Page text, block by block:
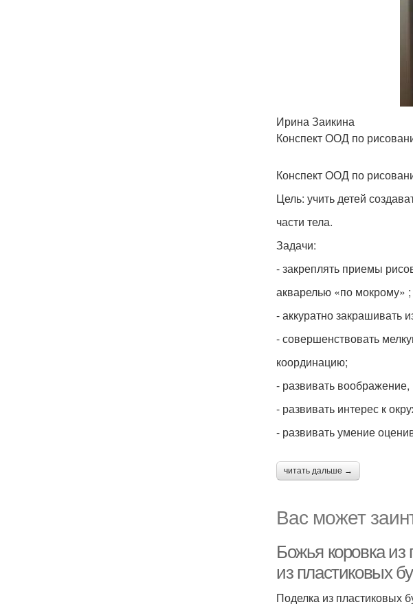
Ирина Заикина
Конспект ООД по
Конспект ООД по
Цель: учить детей
части тела.
Задачи:
- закреплять приемы
акварелью «по мокрому» ;
- аккуратно закрашивать
- совершенствовать
координацию;
- развивать
- развивать интерес к
- развивать умение
читать дальше →
Вас может
Божья коровка из
из пластиковых
Поделка из пластиковых